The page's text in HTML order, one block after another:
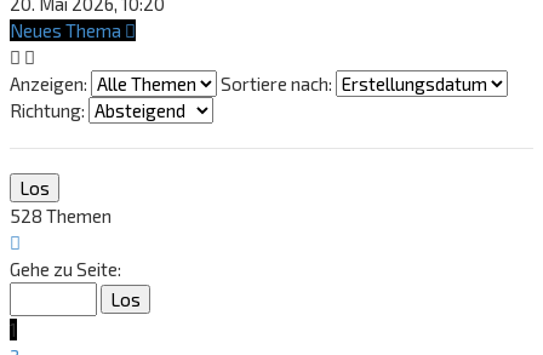
Neues Thema
Anzeigen:
Sortiere nach:
Richtung:
528 Themen
1
22
Gehe zu Seite:
1